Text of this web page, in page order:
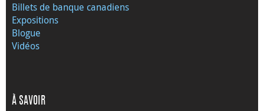
Billets de banque canadiens
Expositions
Blogue
Vidéos
À SAVOIR